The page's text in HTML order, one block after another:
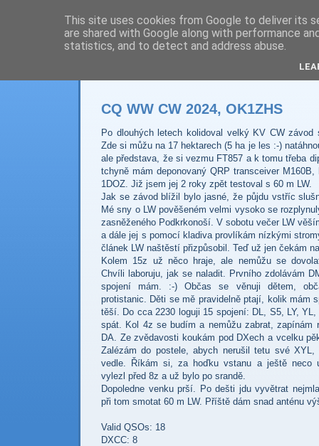
Prdec - Pardubice
CQ WW CW 2024, OK1ZHS
Po dlouhých letech kolidoval velký KV CW
Zde si můžu na 17 hektarech (5 ha je les :-)
ale představa, že si vezmu FT857 a k tomu třeba
tchyně mám deponovaný QRP transceiver
1DOZ. Již jsem jej 2 roky zpět testoval s 60 m LW.
Jak se závod blížil bylo jasné, že půjdu vstříc
Mé sny o LW pověšeném velmi vysoko se
zasněženého Podkrkonoší. V sobotu večer LW
a dále jej s pomocí kladiva provlíkám nízkými
článek LW naštěstí přizpůsobil. Teď už jen čekám
Kolem 15z už něco hraje, ale nemůžu se
Chvíli laboruju, jak se naladit. Prvního zdolávám
spojení mám. :-) Občas se věnuji dětem,
protistanic. Děti se mě pravidelně ptají, kolik mám
těší. Do cca 2230 loguji 15 spojení: DL, S5, LY,
spát. Kol 4z se budím a nemůžu zabrat, zapínám
DA. Ze zvědavosti koukám pod DXech a vcelku
Zalézám do postele, abych nerušil tetu své
vedle. Říkám si, za hoďku vstanu a ještě neco
vylezl před 8z a už bylo po srandě.
Dopoledne venku prší. Po dešti jdu vyvětrat
při tom smotat 60 m LW. Příště dám snad anténu
Valid QSOs: 18
DXCC: 8
This site uses cookies from Google to deliver its
are shared with Google along with performance
statistics, and to detect and address abuse.